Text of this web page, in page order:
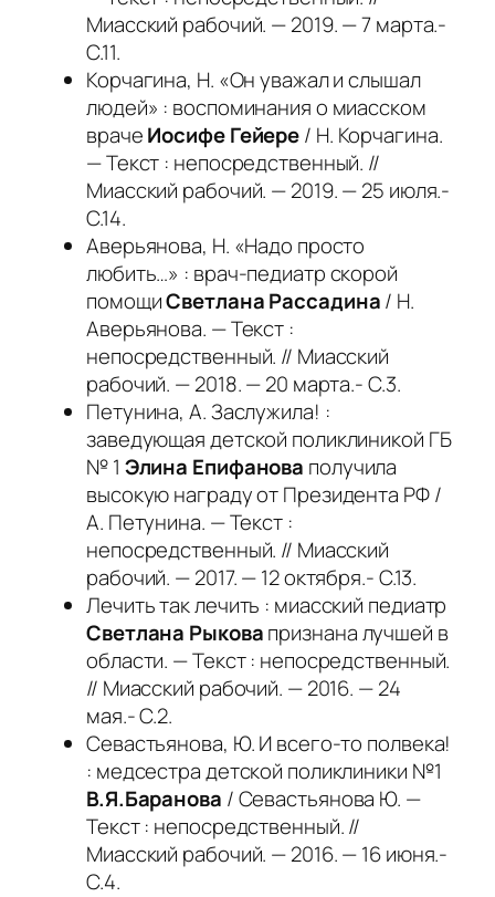
Миасский рабочий. — 2019. — 7 марта.-
С.11.
Корчагина, Н. «Он уважал и слышал
людей» : воспоминания о миасском
врачеИосифе Гейере/ Н. Корчагина.
— Текст : непосредственный. //
Миасский рабочий. — 2019. — 25 июля.-
С.14.
Аверьянова, Н. «Надо просто
любить…» : врач-педиатр скорой
помощиСветлана Рассадина/ Н.
Аверьянова. — Текст :
непосредственный. // Миасский
рабочий. — 2018. — 20 марта.- С.3.
Петунина, А. Заслужила! :
заведующая детской поликлиникой ГБ
№ 1 Элина Епифанова получила
высокую награду от Президента РФ /
А. Петунина. — Текст :
непосредственный. // Миасский
рабочий. — 2017. — 12 октября.- С.13.
Лечить так лечить : миасский педиатр
Светлана Рыковапризнана лучшей в
области. — Текст : непосредственный.
// Миасский рабочий. — 2016. — 24
мая.- С.2.
Севастьянова, Ю. И всего-то полвека!
: медсестра детской поликлиники №1
В.Я.Баранова / Севастьянова Ю. —
Текст : непосредственный. //
Миасский рабочий. — 2016. — 16 июня.-
С.4.